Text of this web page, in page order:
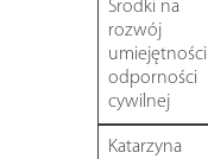
Środki na
rozwój
umiejętności
odporności
cywilnej
Katarzyna